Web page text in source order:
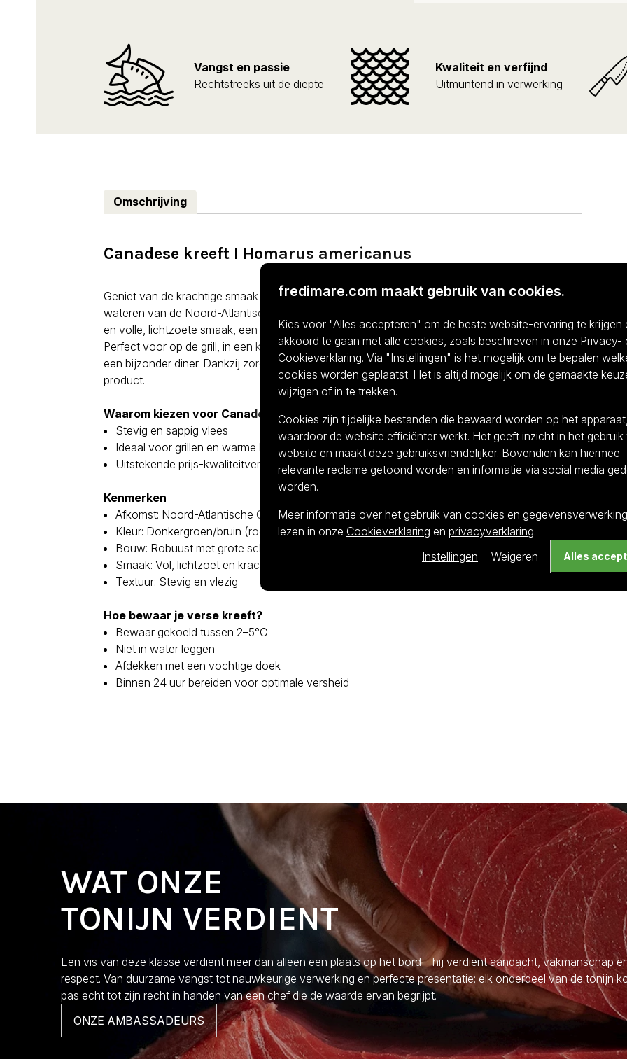
Vangst en passie
Rechtstreeks uit de diepte
Kwaliteit en verfijnd
Uitmuntend in verwerking
Omschrijving
Canadese kreeft I Homarus americanus
Geniet van de krachtige smaak van onze Canadese kreeft, rechtstreeks uit de koude, zuivere
wateren van de Noord-Atlantische Oceaan. Deze kreeft staat bekend om zijn stevige structuur
en volle, lichtzoete smaak, een echte favoriet voor liefhebbers van rijke en robuuste gerechten.
Perfect voor op de grill, in een klassieke bereiding met boter of als luxe hoofdgerecht tijdens
een bijzonder diner. Dankzij zorgvuldige selectie en snelle levering ontvang je altijd een top vers
product.
Waarom kiezen voor Canadese kreeft?
Stevig en sappig vlees
Ideaal voor grillen en warme bereidingen
Uitstekende prijs-kwaliteitverhouding
Kenmerken
Afkomst: Noord-Atlantische Oceaan (Canada & Noordoost-Amerika)
Kleur: Donkergroen/bruin (rood na koken)
Bouw: Robuust met grote scharen
Smaak: Vol, lichtzoet en krachtig
Textuur: Stevig en vlezig
Hoe bewaar je verse kreeft?
Bewaar gekoeld tussen 2–5°C
Niet in water leggen
Afdekken met een vochtige doek
Binnen 24 uur bereiden voor optimale versheid
WAT ONZE
TONIJN VERDIENT
Een vis van deze klasse verdient meer dan alleen een plaats op het bord – hij verdient aandacht, vakmanschap
respect. Van duurzame vangst tot nauwkeurige verwerking en perfecte presentatie: elk onderdeel van de tonijn
pas echt tot zijn recht in handen van een chef die de waarde ervan begrijpt.
ONZE AMBASSADEURS
fredimare.com maakt gebruik van cookies.
Kies voor "Alles accepteren" om de beste website-ervaring te krijgen
akkoord te gaan met alle cookies, zoals beschreven in onze Privacy-
Cookieverklaring. Via "Instellingen" is het mogelijk om te bepalen
cookies worden geplaatst. Het is altijd mogelijk om de gemaakte
wijzigen of in te trekken.
Cookies zijn tijdelijke bestanden die bewaard worden op het apparaat,
waardoor de website efficiënter werkt. Het geeft inzicht in het gebruik
website en maakt deze gebruiksvriendelijker. Bovendien kan hiermee
relevante reclame getoond worden en informatie via social media
worden.
Meer informatie over het gebruik van cookies en
lezen in onze Cookieverklaring en privacyverklaring.
Instellingen
Weigeren Alles